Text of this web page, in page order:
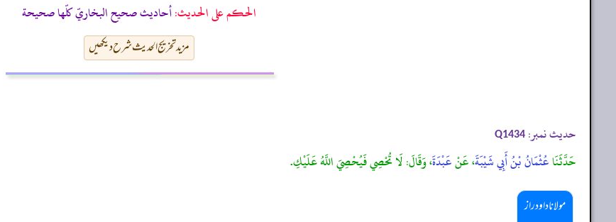
الحكم على الحديث:أحاديث صحيح البخاريّ كلّها صحيحة
مزید تخریج الحدیث شرح دیکھیں
حدیث نمبر: Q1434
حَدَّثَنَاعُثْمَانُ بْنُ أَبِي شَيْبَةَ، عَنْعَبْدَةَ، وَقَالَ: لَا تُحْصِي فَيُحْصِيَ اللَّهُ عَلَيْكِ.
مولانا داود راز